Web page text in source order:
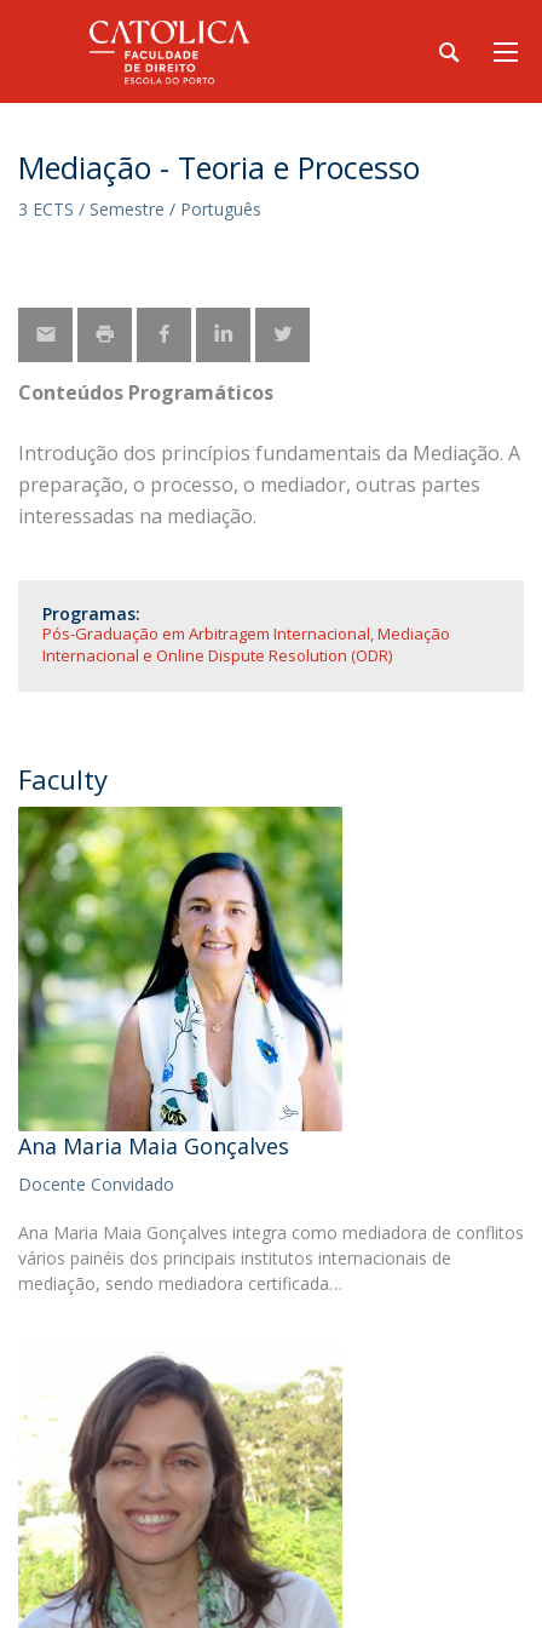
Mediação - Teoria e Processo
3 ECTS / Semestre / Português
Conteúdos Programáticos
Introdução dos princípios fundamentais da Mediação. A
preparação, o processo, o mediador, outras partes
interessadas na mediação.
Programas:
Pós-Graduação em Arbitragem Internacional, Mediação
Internacional e Online Dispute Resolution (ODR)
Faculty
Ana Maria Maia Gonçalves
Docente Convidado
Ana Maria Maia Gonçalves integra como mediadora de conflitos
vários painéis dos principais institutos internacionais de
mediação, sendo mediadora certificada…